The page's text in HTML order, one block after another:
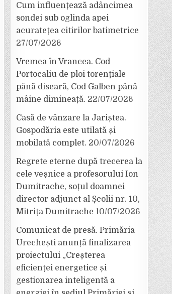
Cum influențează adâncimea
sondei sub oglinda apei
acuratețea citirilor batimetrice
27/07/2026
Vremea în Vrancea. Cod
Portocaliu de ploi torențiale
până diseară, Cod Galben până
mâine dimineață. 22/07/2026
Casă de vânzare la Jariștea.
Gospodăria este utilată și
mobilată complet. 20/07/2026
Regrete eterne după trecerea la
cele veșnice a profesorului Ion
Dumitrache, soțul doamnei
director adjunct al Școlii nr. 10,
Mitrița Dumitrache 10/07/2026
Comunicat de presă. Primăria
Urechești anunță finalizarea
proiectului „Creșterea
eficienței energetice și
gestionarea inteligentă a